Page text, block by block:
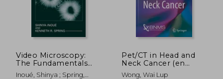
Video Microscopy:
The Fundamentals
(en Inglés)
Inoué, Shinya ; Spring,
Pet/CT in Head and
Neck Cancer (en
Inglés)
Wong, Wai Lup